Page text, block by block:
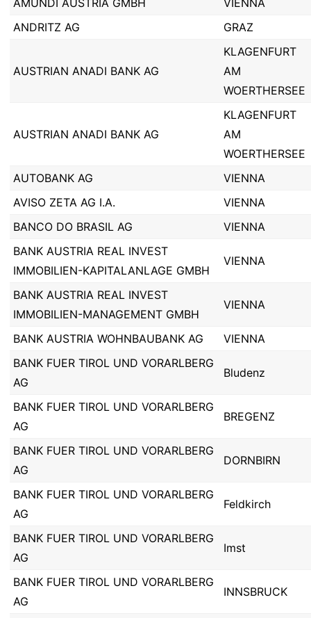
AMUNDI AUSTRIA GMBH
VIENNA
ANDRITZ AG
GRAZ
AUSTRIAN ANADI BANK AG
KLAGENFURT
AM
WOERTHERSEE
AUSTRIAN ANADI BANK AG
KLAGENFURT
AM
WOERTHERSEE
AUTOBANK AG
VIENNA
AVISO ZETA AG I.A.
VIENNA
BANCO DO BRASIL AG
VIENNA
BANK AUSTRIA REAL INVEST
IMMOBILIEN-KAPITALANLAGE GMBH
VIENNA
BANK AUSTRIA REAL INVEST
IMMOBILIEN-MANAGEMENT GMBH
VIENNA
BANK AUSTRIA WOHNBAUBANK AG
VIENNA
BANK FUER TIROL UND VORARLBERG
AG
Bludenz
BANK FUER TIROL UND VORARLBERG
AG
BREGENZ
BANK FUER TIROL UND VORARLBERG
AG
DORNBIRN
BANK FUER TIROL UND VORARLBERG
AG
Feldkirch
BANK FUER TIROL UND VORARLBERG
AG
Imst
BANK FUER TIROL UND VORARLBERG
AG
INNSBRUCK